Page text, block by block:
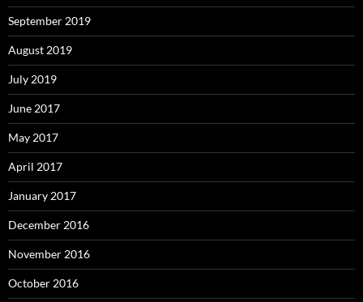
September 2019
August 2019
July 2019
June 2017
May 2017
April 2017
January 2017
December 2016
November 2016
October 2016